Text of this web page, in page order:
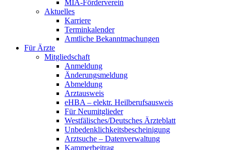
MIA-Förderverein
Aktuelles
Karriere
Terminkalender
Amtliche Bekanntmachungen
Für Ärzte
Mitgliedschaft
Anmeldung
Änderungsmeldung
Abmeldung
Arztausweis
eHBA – elektr. Heilberufsausweis
Für Neumitglieder
Westfälisches/Deutsches Ärzteblatt
Unbedenklichkeitsbescheinigung
Arztsuche – Datenverwaltung
Kammerbeitrag